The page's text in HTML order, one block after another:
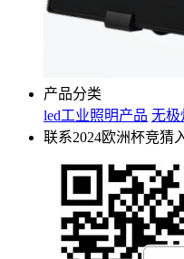
产品分类
led工业照明产品 无极
联系2024欧洲杯竞猜